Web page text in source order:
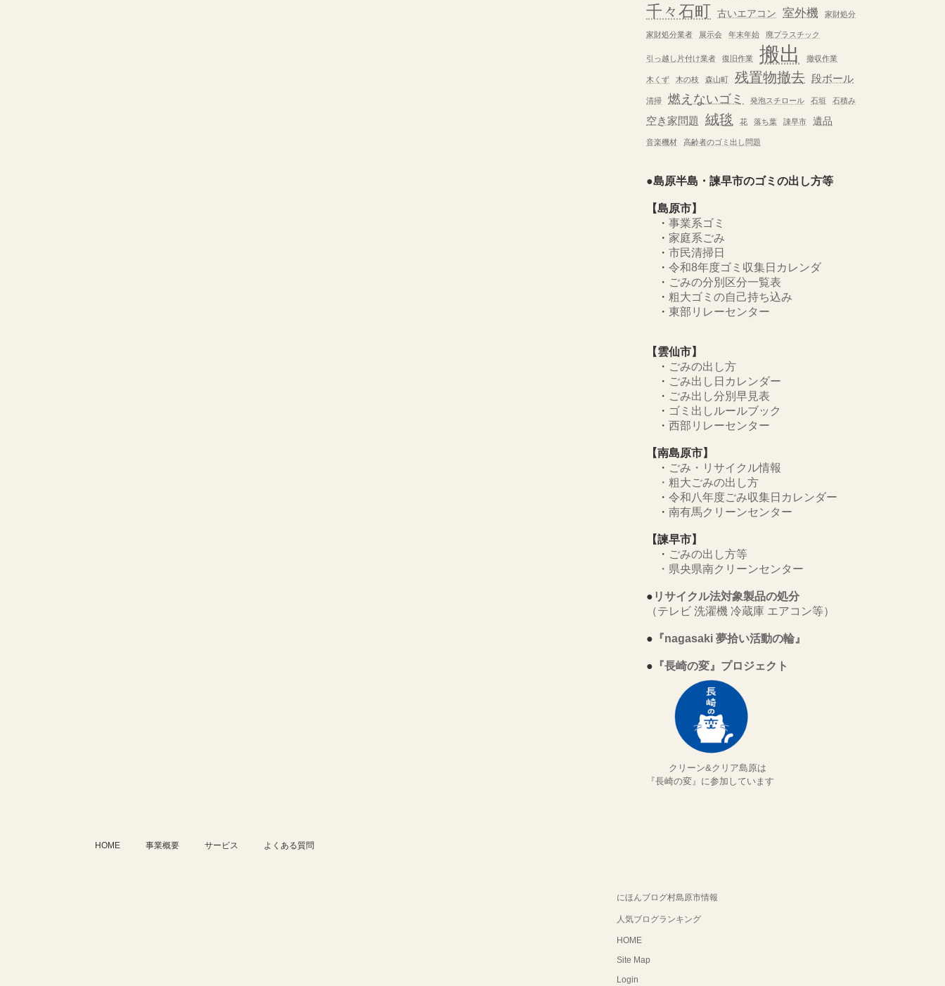
千々石町 古いエアコン 室外機 家財処分
家財処分業者 展示会 年末年始 廃プラスチック
引っ越し片付け業者 復旧作業 搬出 撤収作業
木くず 木の枝 森山町 残置物撤去 段ボール
清掃 燃えないゴミ 発泡スチロール 石垣 石積み
空き家問題 絨毯 花 落ち葉 諌早市 遺品
音楽機材 高齢者のゴミ出し問題
●島原半島・諫早市のゴミの出し方等
【島原市】
・事業系ゴミ
・ 家庭系ごみ
・市民清掃日
・令和8年度ゴミ収集日カレンダ
・ ごみの分別区分一覧表
・粗大ゴミの自己持ち込み
・東部リレーセンター
【雲仙市】
・ ごみの出し方
・ ごみ出し日カレンダー
・ ごみ出し分別早見表
・ ゴミ出しルールブック
・西部リレーセンター
【南島原市】
・ ごみ・リサイクル情報
・粗大ごみの出し方
・令和八年度ごみ収集日カレンダー
・南有馬クリーンセンター
【諫早市】
・ ごみの出し方等
・ 県央県南クリーンセンター
● リサイクル法対象製品の処分
（テレビ 洗濯機 冷蔵庫 エアコン等）
● 『nagasaki 夢拾い活動の輪』
● 『長崎の変』プロジェクト
クリーン&クリア島原は
『長崎の変』に参加しています
HOME 事業概要 サービス よくある質問
にほんブログ村島原市情報
人気ブログランキング
HOME
Site Map
Login